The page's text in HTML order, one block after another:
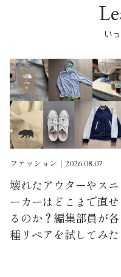
い
ファッション｜2026.08.07
壊れたアウターやスニ
ーカーはどこまで直せ
るのか？編集部員が各
種リペアを試してみた